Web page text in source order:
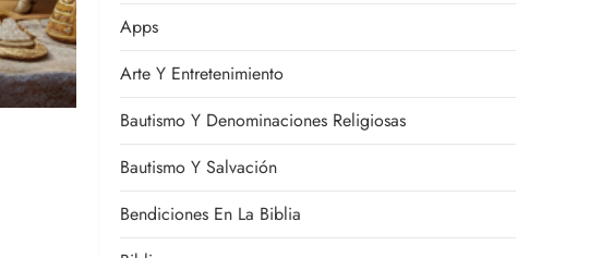
Apps
Arte Y Entretenimiento
Bautismo Y Denominaciones Religiosas
Bautismo Y Salvación
Bendiciones En La Biblia